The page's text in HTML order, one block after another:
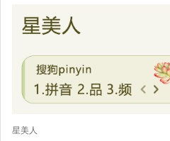
星美人